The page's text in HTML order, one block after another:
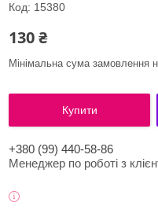
Код: 15380
130 ₴
Мінімальна сума замовлення
Купити
+380 (99) 440-58-86
Менеджер по роботі з